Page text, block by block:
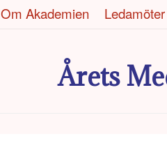
Om Akademien Ledamöter
Årets